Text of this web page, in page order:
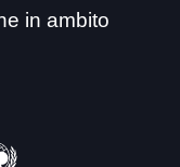
in ambito